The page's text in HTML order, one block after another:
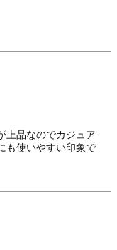
上品なのでカジュア
も使いやすい印象で